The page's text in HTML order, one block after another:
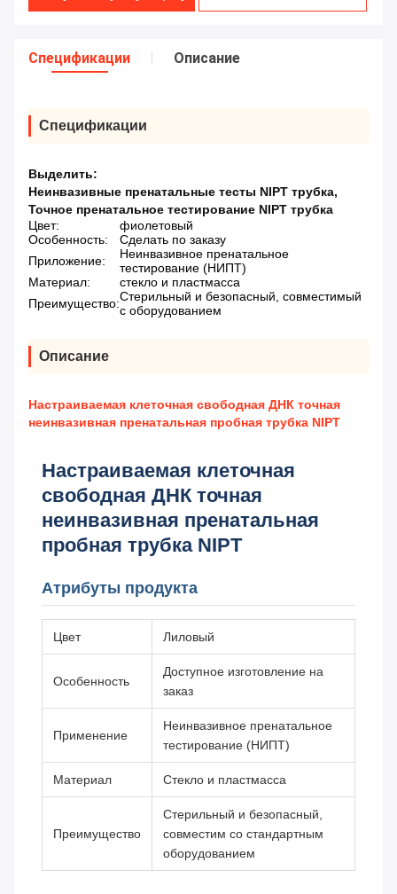
Спецификации Описание
Спецификации
Выделить:
Неинвазивные пренатальные тесты NIPT трубка,
Точное пренатальное тестирование NIPT трубка
Цвет:
фиолетовый
Особенность:
Сделать по заказу
Приложение:
Неинвазивное пренатальное
тестирование (НИПТ)
Материал:
стекло и пластмасса
Преимущество:Стерильный и безопасный, совместимый
с оборудованием
Описание
Настраиваемая клеточная свободная ДНК точная
неинвазивная пренатальная пробная трубка NIPT
Настраиваемая клеточная
свободная ДНК точная
неинвазивная пренатальная
пробная трубка NIPT
Атрибуты продукта
Цвет Лиловый
Особенность
Доступное изготовление на
заказ
Применение
Неинвазивное пренатальное
тестирование (НИПТ)
Материал Стекло и пластмасса
Преимущество
Стерильный и безопасный,
совместим со стандартным
оборудованием